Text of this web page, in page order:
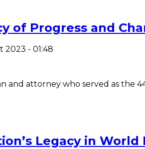
of Progress and
2023 - 01:48
and attorney who served as the
Legacy in World